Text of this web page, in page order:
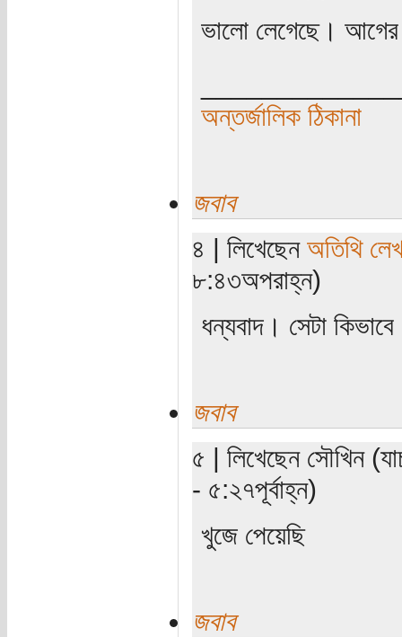
ভালো লেগেছে। আগের
অন্তর্জালিক ঠিকানা
জবাব
৪ | লিখেছেন অতিথি
৮:৪৩অপরাহ্ন)
ধন্যবাদ। সেটা
জবাব
৫ | লিখেছেন সৌখিন
- ৫:২৭পূর্বাহ্ন)
খুজে পেয়েছি
জবাব